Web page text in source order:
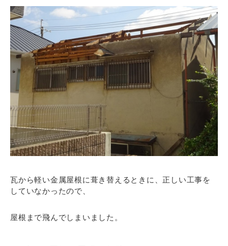
瓦から軽い金属屋根に葺き替えるときに、正しい工事を
していなかったので、
屋根まで飛んでしまいました。